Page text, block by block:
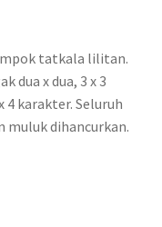
tatkala lilitan.
dua x dua, 3 x 3
4 karakter. Seluruh
muluk dihancurkan.